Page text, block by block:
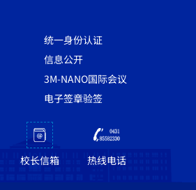
统一身份认证
信息公开
3M-NANO国际会议
电子签章验签
校长信箱 热线电话